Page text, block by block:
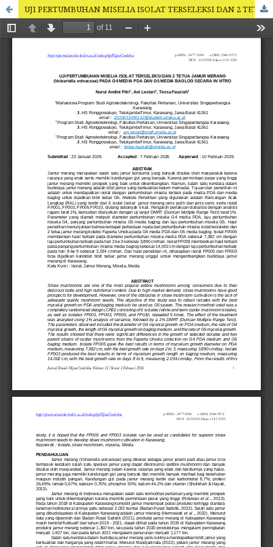
UJI PERTUMBUHAN MISELIA ISOLAT TERSELEKSI DAN 2 TETUA JAMUR MERANG (Volvariella volvaceae) PADA G4 MEDIA PDA DAN G5 MEDIA BAGLOG SECARA IN VITRO